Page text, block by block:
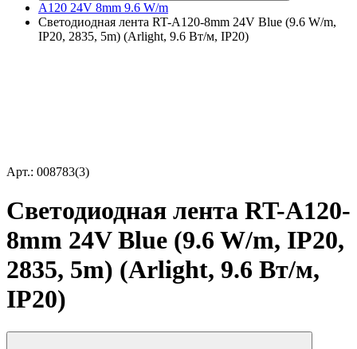
A120 24V 8mm 9.6 W/m
Светодиодная лента RT-A120-8mm 24V Blue (9.6 W/m,
IP20, 2835, 5m) (Arlight, 9.6 Вт/м, IP20)
Арт.: 008783(3)
Светодиодная лента RT-A120-
8mm 24V Blue (9.6 W/m, IP20,
2835, 5m) (Arlight, 9.6 Вт/м,
IP20)